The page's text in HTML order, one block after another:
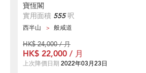
寶恆閣
實用面積 555呎
西半山 般咸道
HK$ 24,000 / 月
HK$ 22,000 / 月
上次降價日期 2022年03月23日